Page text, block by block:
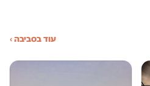
עוד בסביבה ›